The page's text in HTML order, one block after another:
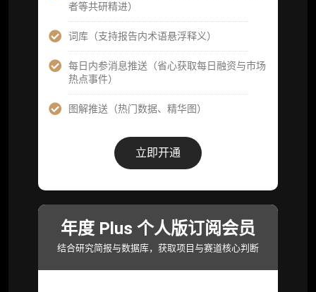
者等共研精进）
词库（支持报告内术语悬浮释义）
每日内参消息推送（省心获取每日融资与市场
热点事件）
图解推送（热门数据、精华图）
立即开通
年度 Plus 个人版订阅会员
结合研究简报与数据库，获取项目与赛道核心判断
研精进）
可下载报告 PDF 版（12 次/年）
供，2次/年)
列研报全量解锁且每周上新，研究版图已覆盖
80+ 赛道分支，并重点追踪链上金融、支付体
系等核心基础设施与应用演化，一体化呈现
研究简报栏目内容（内容依托于研报，快速获
取研究对象核心判断）
市场脉搏分析、融资项目解密栏目内容（持续